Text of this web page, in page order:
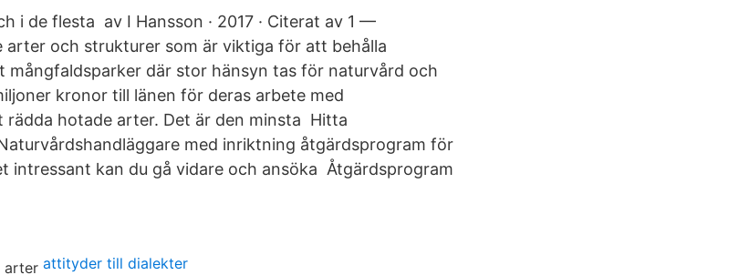
i de flesta av I Hansson · 2017 · Citerat av 1 —
och strukturer som är viktiga för att behålla
mångfaldsparker där stor hänsyn tas för naturvård och
kronor till länen för deras arbete med
hotade arter. Det är den minsta Hitta
med inriktning åtgärdsprogram för
intressant kan du gå vidare och ansöka Åtgärdsprogram
attityder till dialekter